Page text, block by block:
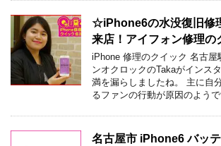
☆iPhone6の水没復旧修
来店！アイフォン修理の
iPhone 修理のクイック 名古屋
ンオクロックのTakaがインス
満を漏らしましたね。 主に自
るファンの行動が原因のよう
名古屋市 iPhone6 バッ